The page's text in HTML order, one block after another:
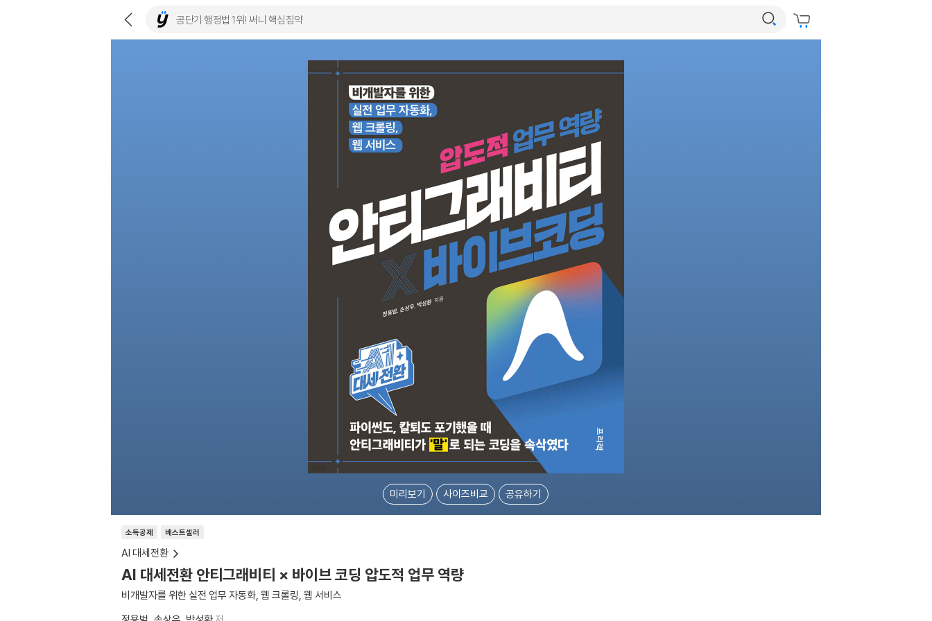
미리보기 사이즈비교 공유하기
소득공제 베스트셀러
AI 대세전환
AI 대세전환 안티그래비티 × 바이브 코딩 압도적 업무 역량
비개발자를 위한 실전 업무 자동화, 웹 크롤링, 웹 서비스